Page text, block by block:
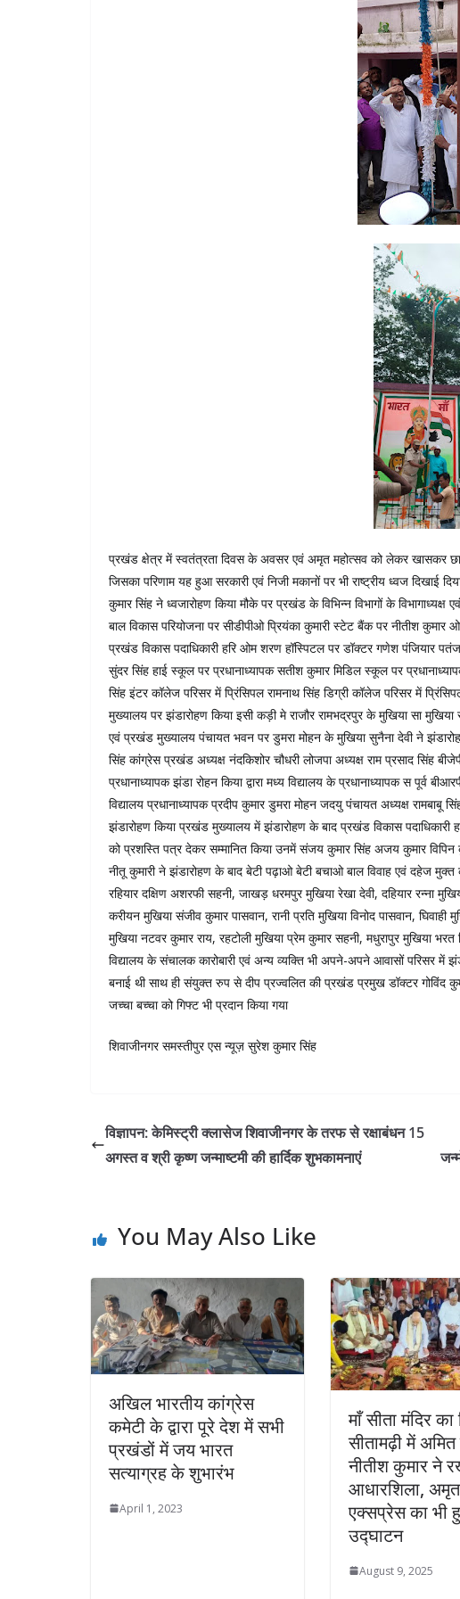
प्रखंड क्षेत्र में स्वतंत्रता दिवस के अवसर एवं अमृत महोत्सव को लेकर खासकर
जिसका परिणाम यह हुआ सरकारी एवं निजी मकानों पर भी राष्ट्रीय ध्वज
कुमार सिंह ने ध्वजारोहण किया मौके पर प्रखंड के विभिन्न विभागों के
बाल विकास परियोजना पर सीडीपीओ प्रियंका कुमारी स्टेट बैंक पर नीतीश कुमार
प्रखंड विकास पदाधिकारी हरि ओम शरण हॉस्पिटल पर डॉक्टर गणेश पंजियार
सुंदर सिंह हाई स्कूल पर प्रधानाध्यापक सतीश कुमार मिडिल स्कूल पर
सिंह इंटर कॉलेज परिसर में प्रिंसिपल रामनाथ सिंह डिग्री कॉलेज परिसर में
मुख्यालय पर झंडारोहण किया इसी कड़ी मे राजौर रामभद्रपुर के मुखिया सा
एवं प्रखंड मुख्यालय पंचायत भवन पर डुमरा मोहन के मुखिया सुनैना देवी ने
सिंह कांग्रेस प्रखंड अध्यक्ष नंदकिशोर चौधरी लोजपा अध्यक्ष राम प्रसाद सिंह
प्रधानाध्यापक झंडा रोहन किया द्वारा मध्य विद्यालय के प्रधानाध्यापक स पूर्व
विद्यालय प्रधानाध्यापक प्रदीप कुमार डुमरा मोहन जदयु पंचायत अध्यक्ष रामबाबू
झंडारोहण किया प्रखंड मुख्यालय में झंडारोहण के बाद प्रखंड विकास पदाधिकारी
को प्रशस्ति पत्र देकर सम्मानित किया उनमें संजय कुमार सिंह अजय कुमार विपिन
नीतू कुमारी ने झंडारोहण के बाद बेटी पढ़ाओ बेटी बचाओ बाल विवाह एवं दहेज मुक्त
रहियार दक्षिण अशरफी सहनी, जाखड़ धरमपुर मुखिया रेखा देवी, दहियार रन्ना
करीयन मुखिया संजीव कुमार पासवान, रानी प्रति मुखिया विनोद पासवान,
मुखिया नटवर कुमार राय, रहटोली मुखिया प्रेम कुमार सहनी, मधुरापुर मुखिया
विद्यालय के संचालक कारोबारी एवं अन्य व्यक्ति भी अपने-अपने आवासों परिसर में
बनाई थी साथ ही संयुक्त रुप से दीप प्रज्वलित की प्रखंड प्रमुख डॉक्टर गोविंद
जच्चा बच्चा को गिफ्ट भी प्रदान किया गया
शिवाजीनगर समस्तीपुर एस न्यूज़ सुरेश कुमार सिंह
विज्ञापन: केमिस्ट्री क्लासेज शिवाजीनगर के तरफ से रक्षाबंधन 15
अगस्त व श्री कृष्ण जन्माष्टमी की हार्दिक शुभकामनाएं
You May Also Like
अखिल भारतीय कांग्रेस
कमेटी के द्वारा पूरे देश में सभी
प्रखंडों में जय भारत
सत्याग्रह के शुभारंभ
April 1, 2023
माँ सीता मंदिर
सीतामढ़ी में
नीतीश कुमार ने
आधारशिला,
एक्सप्रेस का भी
उद्घाटन
August 9, 2025